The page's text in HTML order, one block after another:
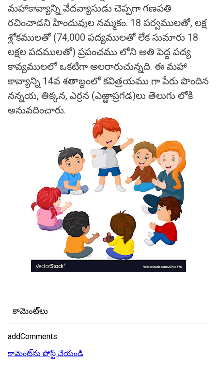
మహాకావ్యాన్ని వేదవ్యాసుడు చెప్పగా గణపతి
రచించాడని హిందువుల నమ్మకం. 18 పర్వములతో, లక్ష
శ్లోకములతో (74,000 పద్యములతో లేక సుమారు 18
లక్షల పదములతో) ప్రపంచము లోని అతి పెద్ద పద్య
కావ్యములలో ఒకటిగా అలరారుచున్నది. ఈ మహా
కావ్యాన్ని 14వ శతాబ్దంలో కవిత్రయము గా పేరు పొందిన
నన్నయ, తిక్కన, ఎర్రన (ఎఱ్ఱాప్రగడ)లు తెలుగు లోకి
అనువదించారు.
కామెంట్‌లు
addComments
కామెంట్‌ను పోస్ట్ చేయండి